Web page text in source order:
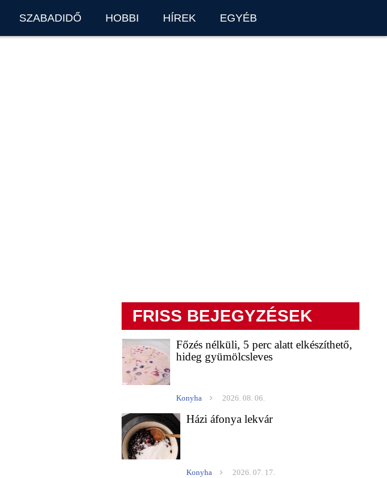
SZABADIDŐ HOBBI HÍREK EGYÉB
FRISS BEJEGYZÉSEK
Főzés nélküli, 5 perc alatt elkészíthető,
hideg gyümölcsleves
Konyha 2026. 08. 06.
Házi áfonya lekvár
Konyha 2026. 07. 17.